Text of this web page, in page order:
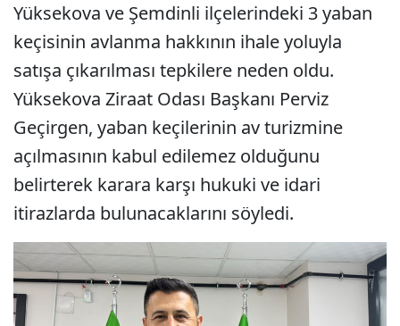
Yüksekova ve Şemdinli ilçelerindeki 3 yaban
keçisinin avlanma hakkının ihale yoluyla
satışa çıkarılması tepkilere neden oldu.
Yüksekova Ziraat Odası Başkanı Perviz
Geçirgen, yaban keçilerinin av turizmine
açılmasının kabul edilemez olduğunu
belirterek karara karşı hukuki ve idari
itirazlarda bulunacaklarını söyledi.